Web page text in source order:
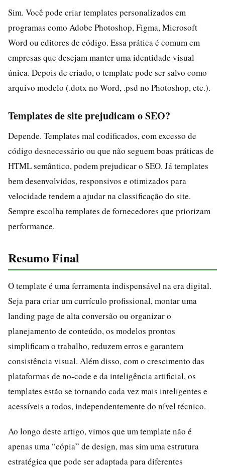
Sim. Você pode criar templates personalizados em
programas como Adobe Photoshop, Figma, Microsoft
Word ou editores de código. Essa prática é comum em
empresas que desejam manter uma identidade visual
única. Depois de criado, o template pode ser salvo como
arquivo modelo (.dotx no Word, .psd no Photoshop, etc.).
Templates de site prejudicam o SEO?
Depende. Templates mal codificados, com excesso de
código desnecessário ou que não seguem boas práticas de
HTML semântico, podem prejudicar o SEO. Já templates
bem desenvolvidos, responsivos e otimizados para
velocidade tendem a ajudar na classificação do site.
Sempre escolha templates de fornecedores que priorizam
performance.
Resumo Final
O template é uma ferramenta indispensável na era digital.
Seja para criar um currículo profissional, montar uma
landing page de alta conversão ou organizar o
planejamento de conteúdo, os modelos prontos
simplificam o trabalho, reduzem erros e garantem
consistência visual. Além disso, com o crescimento das
plataformas de no-code e da inteligência artificial, os
templates estão se tornando cada vez mais inteligentes e
acessíveis a todos, independentemente do nível técnico.
Ao longo deste artigo, vimos que um template não é
apenas uma “cópia” de design, mas sim uma estrutura
estratégica que pode ser adaptada para diferentes